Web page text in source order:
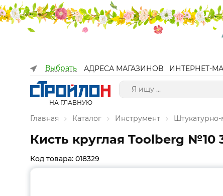
Выбрать АДРЕСА МАГАЗИНОВ ИНТЕРНЕТ-
НА ГЛАВНУЮ
Главная Каталог Инструмент
Кисть круглая Toolberg №10
Код товара: 018329